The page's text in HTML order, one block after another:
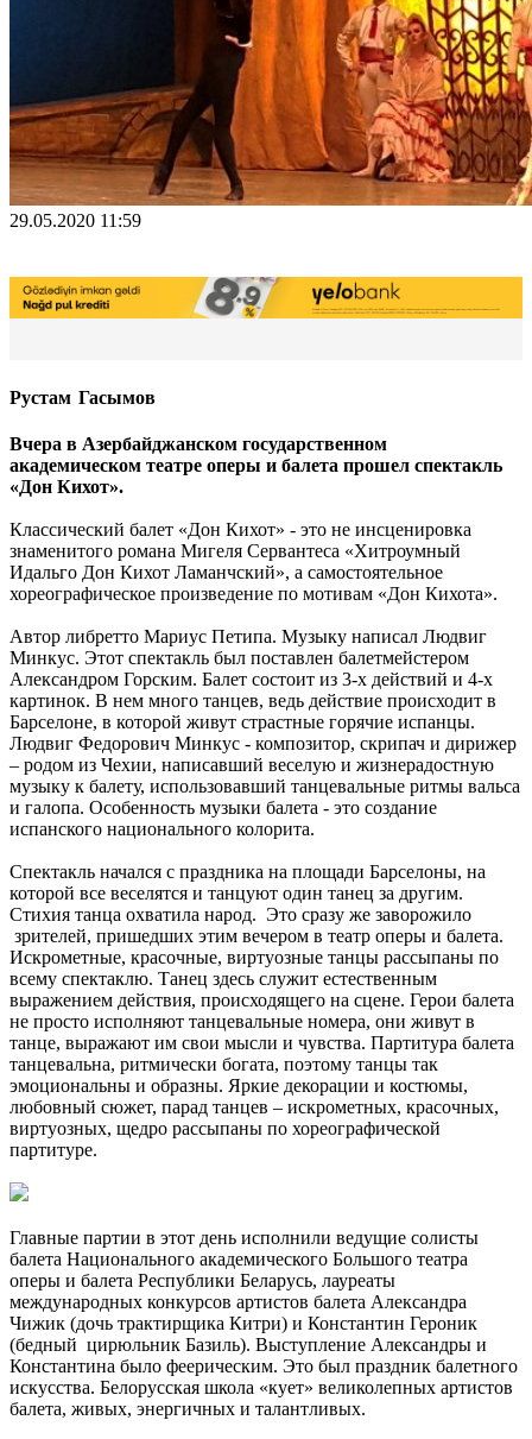
29.05.2020 11:59
Рустам Гасымов
Вчера в Азербайджанском государственном
академическом театре оперы и балета прошел спектакль
«Дон Кихот».
Классический балет «Дон Кихот» - это не инсценировка
знаменитого романа Мигеля Сервантеса «Хитроумный
Идальго Дон Кихот Ламанчский», а самостоятельное
хореографическое произведение по мотивам «Дон Кихота».
Автор либретто Мариус Петипа. Музыку написал Людвиг
Минкус. Этот спектакль был поставлен балетмейстером
Александром Горским. Балет состоит из 3-х действий и 4-х
картинок. В нем много танцев, ведь действие происходит в
Барселоне, в которой живут страстные горячие испанцы.
Людвиг Федорович Минкус - композитор, скрипач и дирижер
– родом из Чехии, написавший веселую и жизнерадостную
музыку к балету, использовавший танцевальные ритмы вальса
и галопа. Особенность музыки балета - это создание
испанского национального колорита.
Спектакль начался с праздника на площади Барселоны, на
которой все веселятся и танцуют один танец за другим.
Стихия танца охватила народ. Это сразу же заворожило
зрителей, пришедших этим вечером в театр оперы и балета.
Искрометные, красочные, виртуозные танцы рассыпаны по
всему спектаклю. Танец здесь служит естественным
выражением действия, происходящего на сцене. Герои балета
не просто исполняют танцевальные номера, они живут в
танце, выражают им свои мысли и чувства. Партитура балета
танцевальна, ритмически богата, поэтому танцы так
эмоциональны и образны. Яркие декорации и костюмы,
любовный сюжет, парад танцев – искрометных, красочных,
виртуозных, щедро рассыпаны по хореографической
партитуре.
Главные партии в этот день исполнили ведущие солисты
балета Национального академического Большого театра
оперы и балета Республики Беларусь, лауреаты
международных конкурсов артистов балета Александра
Чижик (дочь трактирщика Китри) и Константин Героник
(бедный цирюльник Базиль). Выступление Александры и
Константина было феерическим. Это был праздник балетного
искусства. Белорусская школа «кует» великолепных артистов
балета, живых, энергичных и талантливых.